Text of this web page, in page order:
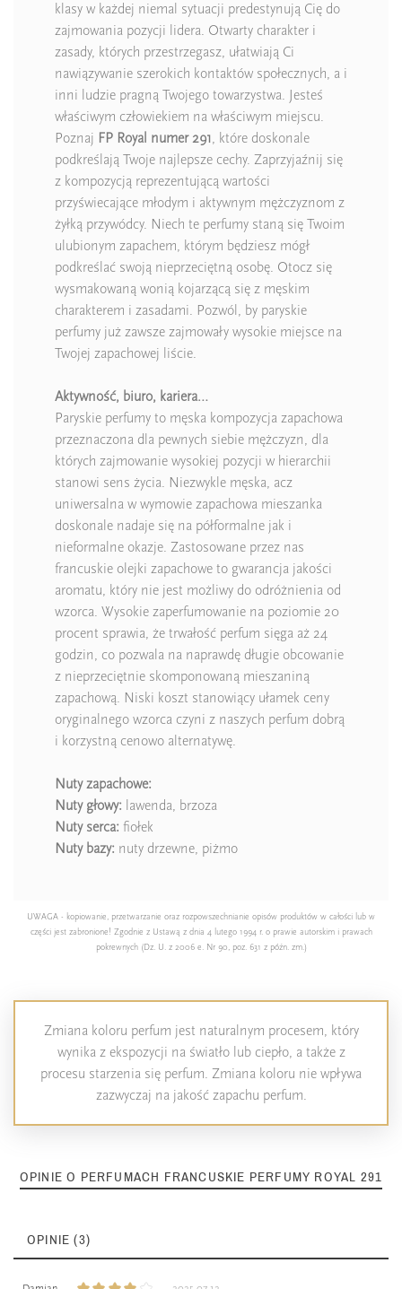
klasy w każdej niemal sytuacji predestynują Cię do
zajmowania pozycji lidera. Otwarty charakter i
zasady, których przestrzegasz, ułatwiają Ci
nawiązywanie szerokich kontaktów społecznych, a i
inni ludzie pragną Twojego towarzystwa. Jesteś
właściwym człowiekiem na właściwym miejscu.
Poznaj FP Royal numer 291, które doskonale
podkreślają Twoje najlepsze cechy. Zaprzyjaźnij się
z kompozycją reprezentującą wartości
przyświecające młodym i aktywnym mężczyznom z
żyłką przywódcy. Niech te perfumy staną się Twoim
ulubionym zapachem, którym będziesz mógł
podkreślać swoją nieprzeciętną osobę. Otocz się
wysmakowaną wonią kojarzącą się z męskim
charakterem i zasadami. Pozwól, by paryskie
perfumy już zawsze zajmowały wysokie miejsce na
Twojej zapachowej liście.
Aktywność, biuro, kariera…
Paryskie perfumy to męska kompozycja zapachowa
przeznaczona dla pewnych siebie mężczyzn, dla
których zajmowanie wysokiej pozycji w hierarchii
stanowi sens życia. Niezwykle męska, acz
uniwersalna w wymowie zapachowa mieszanka
doskonale nadaje się na półformalne jak i
nieformalne okazje. Zastosowane przez nas
francuskie olejki zapachowe to gwarancja jakości
aromatu, który nie jest możliwy do odróżnienia od
wzorca. Wysokie zaperfumowanie na poziomie 20
procent sprawia, że trwałość perfum sięga aż 24
godzin, co pozwala na naprawdę długie obcowanie
z nieprzeciętnie skomponowaną mieszaniną
zapachową. Niski koszt stanowiący ułamek ceny
oryginalnego wzorca czyni z naszych perfum dobrą
i korzystną cenowo alternatywę.
Nuty zapachowe:
Nuty głowy: lawenda, brzoza
Nuty serca: fiołek
Nuty bazy: nuty drzewne, piżmo
UWAGA - kopiowanie, przetwarzanie oraz rozpowszechnianie opisów produktów w całości lub w
części jest zabronione! Zgodnie z Ustawą z dnia 4 lutego 1994 r. o prawie autorskim i prawach
pokrewnych (Dz. U. z 2006 e. Nr 90, poz. 631 z późn. zm.)
Zmiana koloru perfum jest naturalnym procesem, który
wynika z ekspozycji na światło lub ciepło, a także z
procesu starzenia się perfum. Zmiana koloru nie wpływa
zazwyczaj na jakość zapachu perfum.
OPINIE O PERFUMACH FRANCUSKIE PERFUMY ROYAL 291
OPINIE (3)